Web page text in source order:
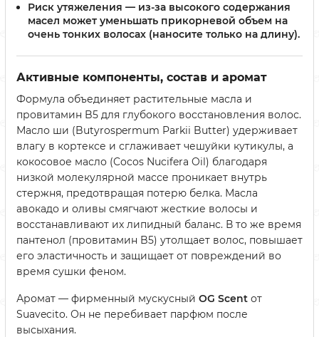
Риск утяжеления — из-за высокого содержания
масел может уменьшать прикорневой объем на
очень тонких волосах (наносите только на длину).
Активные компоненты, состав и аромат
Формула объединяет растительные масла и
провитамин B5 для глубокого восстановления волос.
Масло ши (Butyrospermum Parkii Butter) удерживает
влагу в кортексе и сглаживает чешуйки кутикулы, а
кокосовое масло (Cocos Nucifera Oil) благодаря
низкой молекулярной массе проникает внутрь
стержня, предотвращая потерю белка. Масла
авокадо и оливы смягчают жесткие волосы и
восстанавливают их липидный баланс. В то же время
пантенол (провитамин B5) утолщает волос, повышает
его эластичность и защищает от повреждений во
время сушки феном.
Аромат — фирменный мускусный OG Scent от
Suavecito. Он не перебивает парфюм после
высыхания.